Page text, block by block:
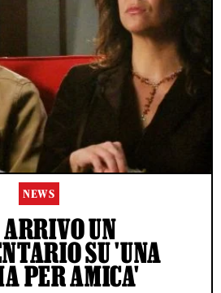
NEWS
UN
SU 'UNA
PER AMICA'